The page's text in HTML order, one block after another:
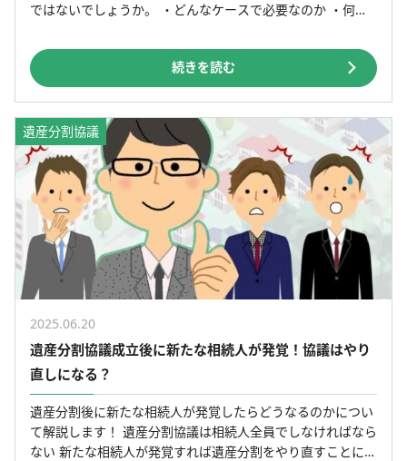
ではないでしょうか。 ・どんなケースで必要なのか ・何を
[…]
続きを読む
遺産分割協議
2025.06.20
遺産分割協議成立後に新たな相続人が発覚！協議はやり
直しになる？
遺産分割後に新たな相続人が発覚したらどうなるのかについ
て解説します！ 遺産分割協議は相続人全員でしなければなら
ない 新たな相続人が発覚すれば遺産分割をやり直すことにな